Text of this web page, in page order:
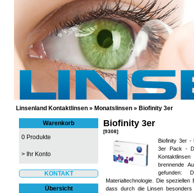
GÜNSTIGE KONTAKTLINSEN
Linsenland Kontaktlinsen » Monatslinsen » Biofinity 3er
Warenkorb
0 Produkte
> Ihr Konto
KONTAKT
Übersicht
Biofinity 3er
[9308]
Biofinity 3er -
3er Pack -
brennende
gefunden:
Materialtechnologie. Die
dass durch die Linsen